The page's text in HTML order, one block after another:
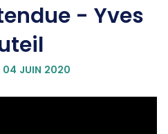
- Yves
04 JUIN 2020